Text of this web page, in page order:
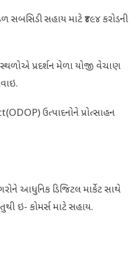
સહાય માટે ₹૪૯૪ કરોડની
પ્રદર્શન મેળા યોજી વેચાણ
ઉત્પાદનોને પ્રોત્સાહન
આધુનિક ડિજિટલ માર્કેટ સાથે
ઇ- કોમર્સ માટે સહાય.